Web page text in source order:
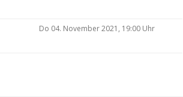
Do 04. November 2021, 19:00 Uhr